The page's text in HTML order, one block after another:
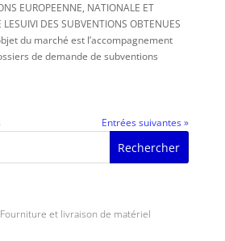
EUROPEENNE, NATIONALE ET
DES SUBVENTIONS OBTENUES
du marché est l’accompagnement
de demande de subventions
Entrées suivantes »
Fourniture et livraison de matériel